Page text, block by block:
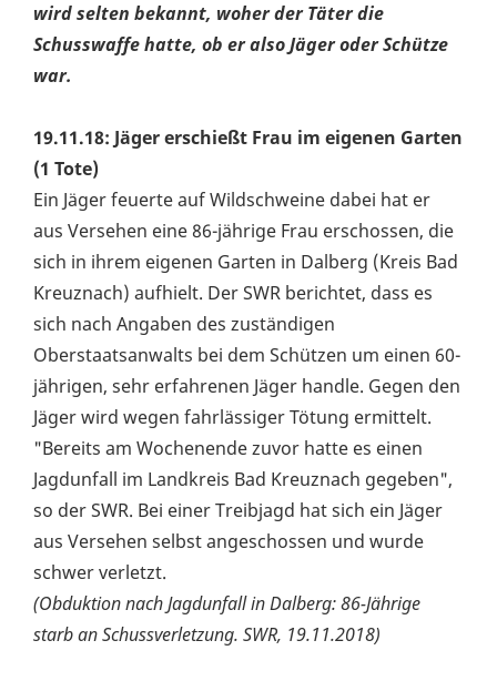
wird selten bekannt, woher der Täter die
Schusswaffe hatte, ob er also Jäger oder Schütze
war.
19.11.18: Jäger erschießt Frau im eigenen Garten
(1 Tote)
Ein Jäger feuerte auf Wildschweine dabei hat er
aus Versehen eine 86-jährige Frau erschossen, die
sich in ihrem eigenen Garten in Dalberg (Kreis Bad
Kreuznach) aufhielt. Der SWR berichtet, dass es
sich nach Angaben des zuständigen
Oberstaatsanwalts bei dem Schützen um einen 60-
jährigen, sehr erfahrenen Jäger handle. Gegen den
Jäger wird wegen fahrlässiger Tötung ermittelt.
"Bereits am Wochenende zuvor hatte es einen
Jagdunfall im Landkreis Bad Kreuznach gegeben",
so der SWR. Bei einer Treibjagd hat sich ein Jäger
aus Versehen selbst angeschossen und wurde
schwer verletzt.
(Obduktion nach Jagdunfall in Dalberg: 86-Jährige
starb an Schussverletzung. SWR, 19.11.2018)